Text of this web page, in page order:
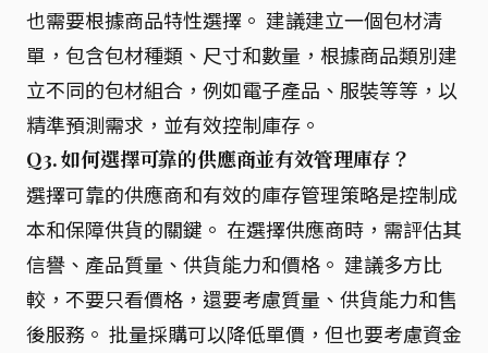
也需要根據商品特性選擇。 建議建立一個包材清
單，包含包材種類、尺寸和數量，根據商品類別建
立不同的包材組合，例如電子產品、服裝等等，以
精準預測需求，並有效控制庫存。
Q3. 如何選擇可靠的供應商並有效管理庫存？
選擇可靠的供應商和有效的庫存管理策略是控制成
本和保障供貨的關鍵。 在選擇供應商時，需評估其
信譽、產品質量、供貨能力和價格。 建議多方比
較，不要只看價格，還要考慮質量、供貨能力和售
後服務。 批量採購可以降低單價，但也要考慮資金